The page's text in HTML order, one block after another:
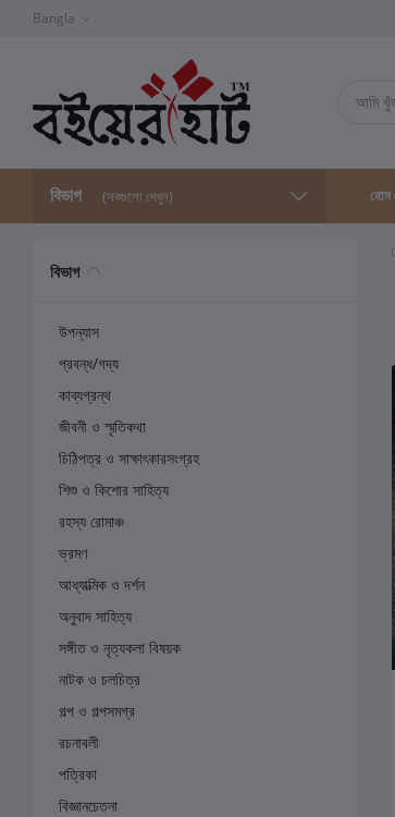
Bangla
বিভাগ (সবগুলো দেখুন) হোম
বিভাগ
উপন্যাস
প্রবন্ধ/গদ্য
কাব্যগ্রন্থ
জীবনী ও স্মৃতিকথা
চিঠিপত্র ও সাক্ষাৎকারসংগ্রহ
শিশু ও কিশোর সাহিত্য
রহস্য রোমাঞ্চ
ভ্রমণ
আধ্যাত্মিক ও দর্শন
অনুবাদ সাহিত্য
সঙ্গীত ও নৃত্যকলা বিষয়ক
নাটক ও চলচিত্র
গল্প ও গল্পসমগ্র
রচনাবলী
পত্রিকা
বিজ্ঞানচেতনা